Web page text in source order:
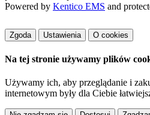
Powered by Kentico EMS and
Zgoda Ustawienia O cookies
Na tej stronie używamy plików
Używamy ich, aby przeglądanie i
internetowym były dla Ciebie